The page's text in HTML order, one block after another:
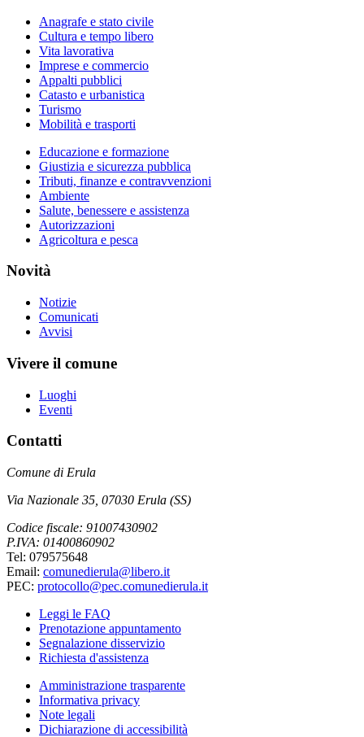
Anagrafe e stato civile
Cultura e tempo libero
Vita lavorativa
Imprese e commercio
Appalti pubblici
Catasto e urbanistica
Turismo
Mobilità e trasporti
Educazione e formazione
Giustizia e sicurezza pubblica
Tributi, finanze e contravvenzioni
Ambiente
Salute, benessere e assistenza
Autorizzazioni
Agricoltura e pesca
Novità
Notizie
Comunicati
Avvisi
Vivere il comune
Luoghi
Eventi
Contatti
Comune di Erula
Via Nazionale 35, 07030 Erula (SS)
Codice fiscale: 91007430902
P.IVA: 01400860902
Tel: 079575648
Email: comunedierula@libero.it
PEC: protocollo@pec.comunedierula.it
Leggi le FAQ
Prenotazione appuntamento
Segnalazione disservizio
Richiesta d'assistenza
Amministrazione trasparente
Informativa privacy
Note legali
Dichiarazione di accessibilità